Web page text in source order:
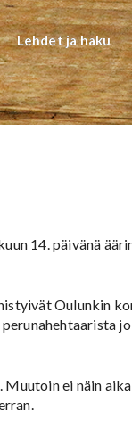
Lehdet ja haku
14. päivänä
Oulunkin
ei näin